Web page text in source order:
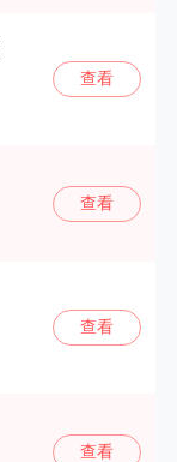
查看
查看
查看
查看